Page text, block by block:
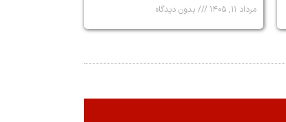
مرداد ۱۱, ۱۴۰۵ بدون دیدگاه